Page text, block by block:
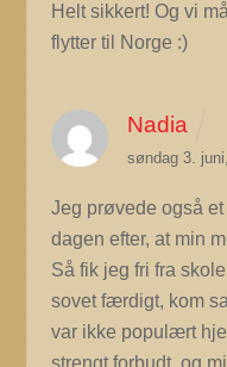
Helt sikkert! Og vi
flytter til Norge :)
Nadia
søndag 3.
Jeg prøvede også
dagen efter, at min
Så fik jeg fri fra
sovet færdigt, kom
var ikke populært
strengt forbudt, og